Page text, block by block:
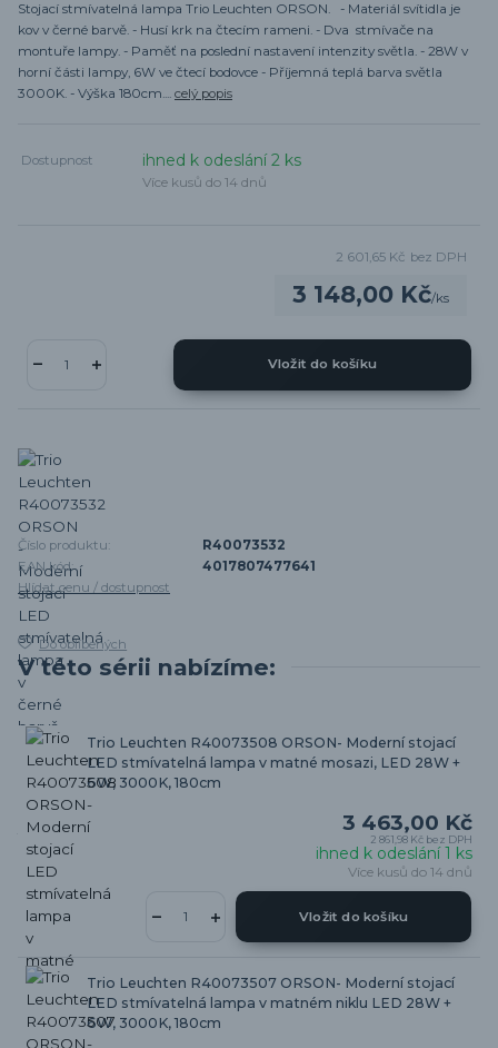
Stojací stmívatelná lampa Trio Leuchten ORSON. - Materiál svítidla je
kov v černé barvě. - Husí krk na čtecím rameni. - Dva stmívače na
montuře lampy. - Paměť na poslední nastavení intenzity světla. - 28W v
horní části lampy, 6W ve čtecí bodovce - Příjemná teplá barva světla
3000K. - Výška 180cm.... celý popis
Dostupnost ihned k odeslání 2 ks
Více kusů do 14 dnů
3 148,00 Kč/ks
2 601,65 Kč bez DPH
Vložit do košíku
Číslo produktu:
R40073532
EAN kód:
4017807477641
Hlídat cenu / dostupnost
Do oblíbených
V této sérii nabízíme:
Trio Leuchten R40073508 ORSON- Moderní stojací
LED stmívatelná lampa v matné mosazi, LED 28W +
6W, 3000K, 180cm
3 463,00 Kč
2 861,98 Kč bez DPH
ihned k odeslání 1 ks
Více kusů do 14 dnů
Vložit do košíku
Trio Leuchten R40073507 ORSON- Moderní stojací
LED stmívatelná lampa v matném niklu LED 28W +
6W, 3000K, 180cm